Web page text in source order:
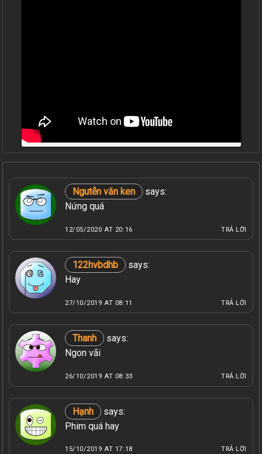
Ngutễn văn ken
says:
Nứng quá
12/05/2020 AT 20:16 TRẢ LỜI
122hvbdhb
says:
Hay
27/10/2019 AT 08:11 TRẢ LỜI
Thanh
says:
Ngon vãi
26/10/2019 AT 08:33 TRẢ LỜI
Hạnh
says:
Phim quá hay
15/10/2019 AT 17:18 TRẢ LỜI